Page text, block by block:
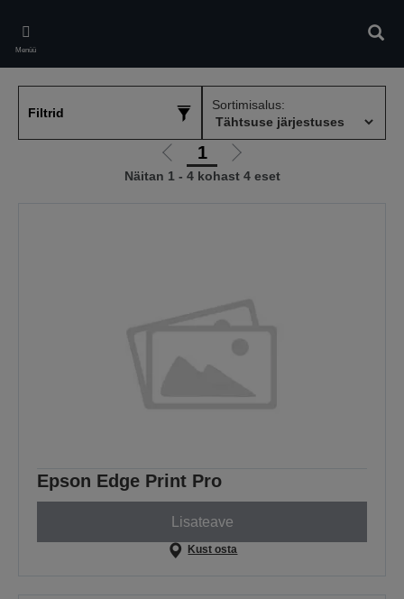
main
content
Menüü
Filtrid
Sortimisalus:
Liigu
eelmisele
1
Liigu
järgmisele
Näitan 1 - 4 kohast 4 eset
Epson Edge Print Pro
Lisateave
Kust osta